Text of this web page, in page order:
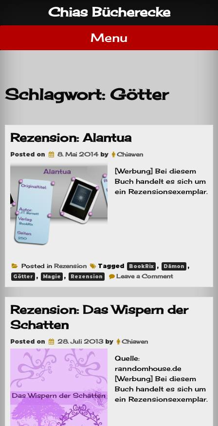
content
Chias Bücherecke
Menu
Schlagwort: Götter
Rezension: Alantua
Posted on 8. Mai 2014by Chiawen
[Werbung] Bei diesem
Buch handelt es sich um
ein Rezensionsexemplar.
Posted in Rezension Tagged BookRix , Dämon ,
Götter , Magie , Rezension Leave a Commenton
Rezension: Das Wispern der
Schatten
Posted on 28. Juli 2013by Chiawen
Quelle:
ranndomhouse.de
[Werbung] Bei diesem
Buch handelt es sich um
ein Rezensionsexemplar.